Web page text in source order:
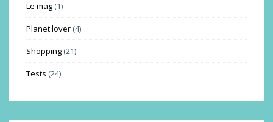
Le mag (1)
Planet lover (4)
Shopping (21)
Tests (24)